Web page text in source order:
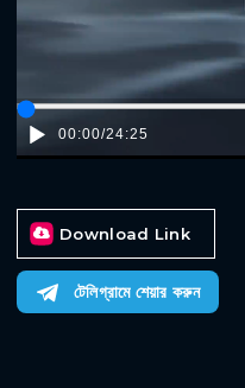
00:00/24:25
Download Link
টেলিগ্রামে শেয়ার করুন